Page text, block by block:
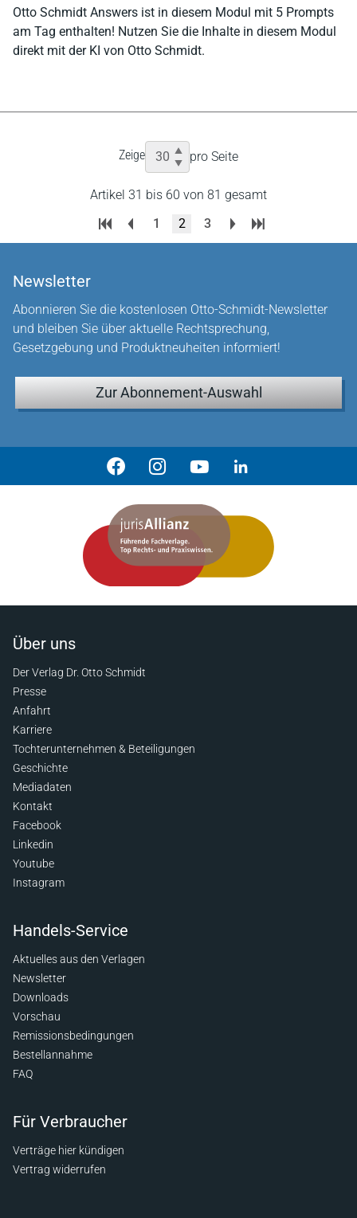
Otto Schmidt Answers ist in diesem Modul mit 5 Prompts
am Tag enthalten! Nutzen Sie die Inhalte in diesem Modul
direkt mit der KI von Otto Schmidt.
Zeige pro Seite
Artikel 31 bis 60 von 81 gesamt
1
2 3
Newsletter
Abonnieren Sie die kostenlosen Otto-Schmidt-Newsletter
und bleiben Sie über aktuelle Rechtsprechung,
Gesetzgebung und Produktneuheiten informiert!
Zur Abonnement-Auswahl
Über uns
Der Verlag Dr. Otto Schmidt
Presse
Anfahrt
Karriere
Tochterunternehmen & Beteiligungen
Geschichte
Mediadaten
Kontakt
Facebook
Linkedin
Youtube
Instagram
Handels-Service
Aktuelles aus den Verlagen
Newsletter
Downloads
Vorschau
Remissionsbedingungen
Bestellannahme
FAQ
Für Verbraucher
Verträge hier kündigen
Vertrag widerrufen